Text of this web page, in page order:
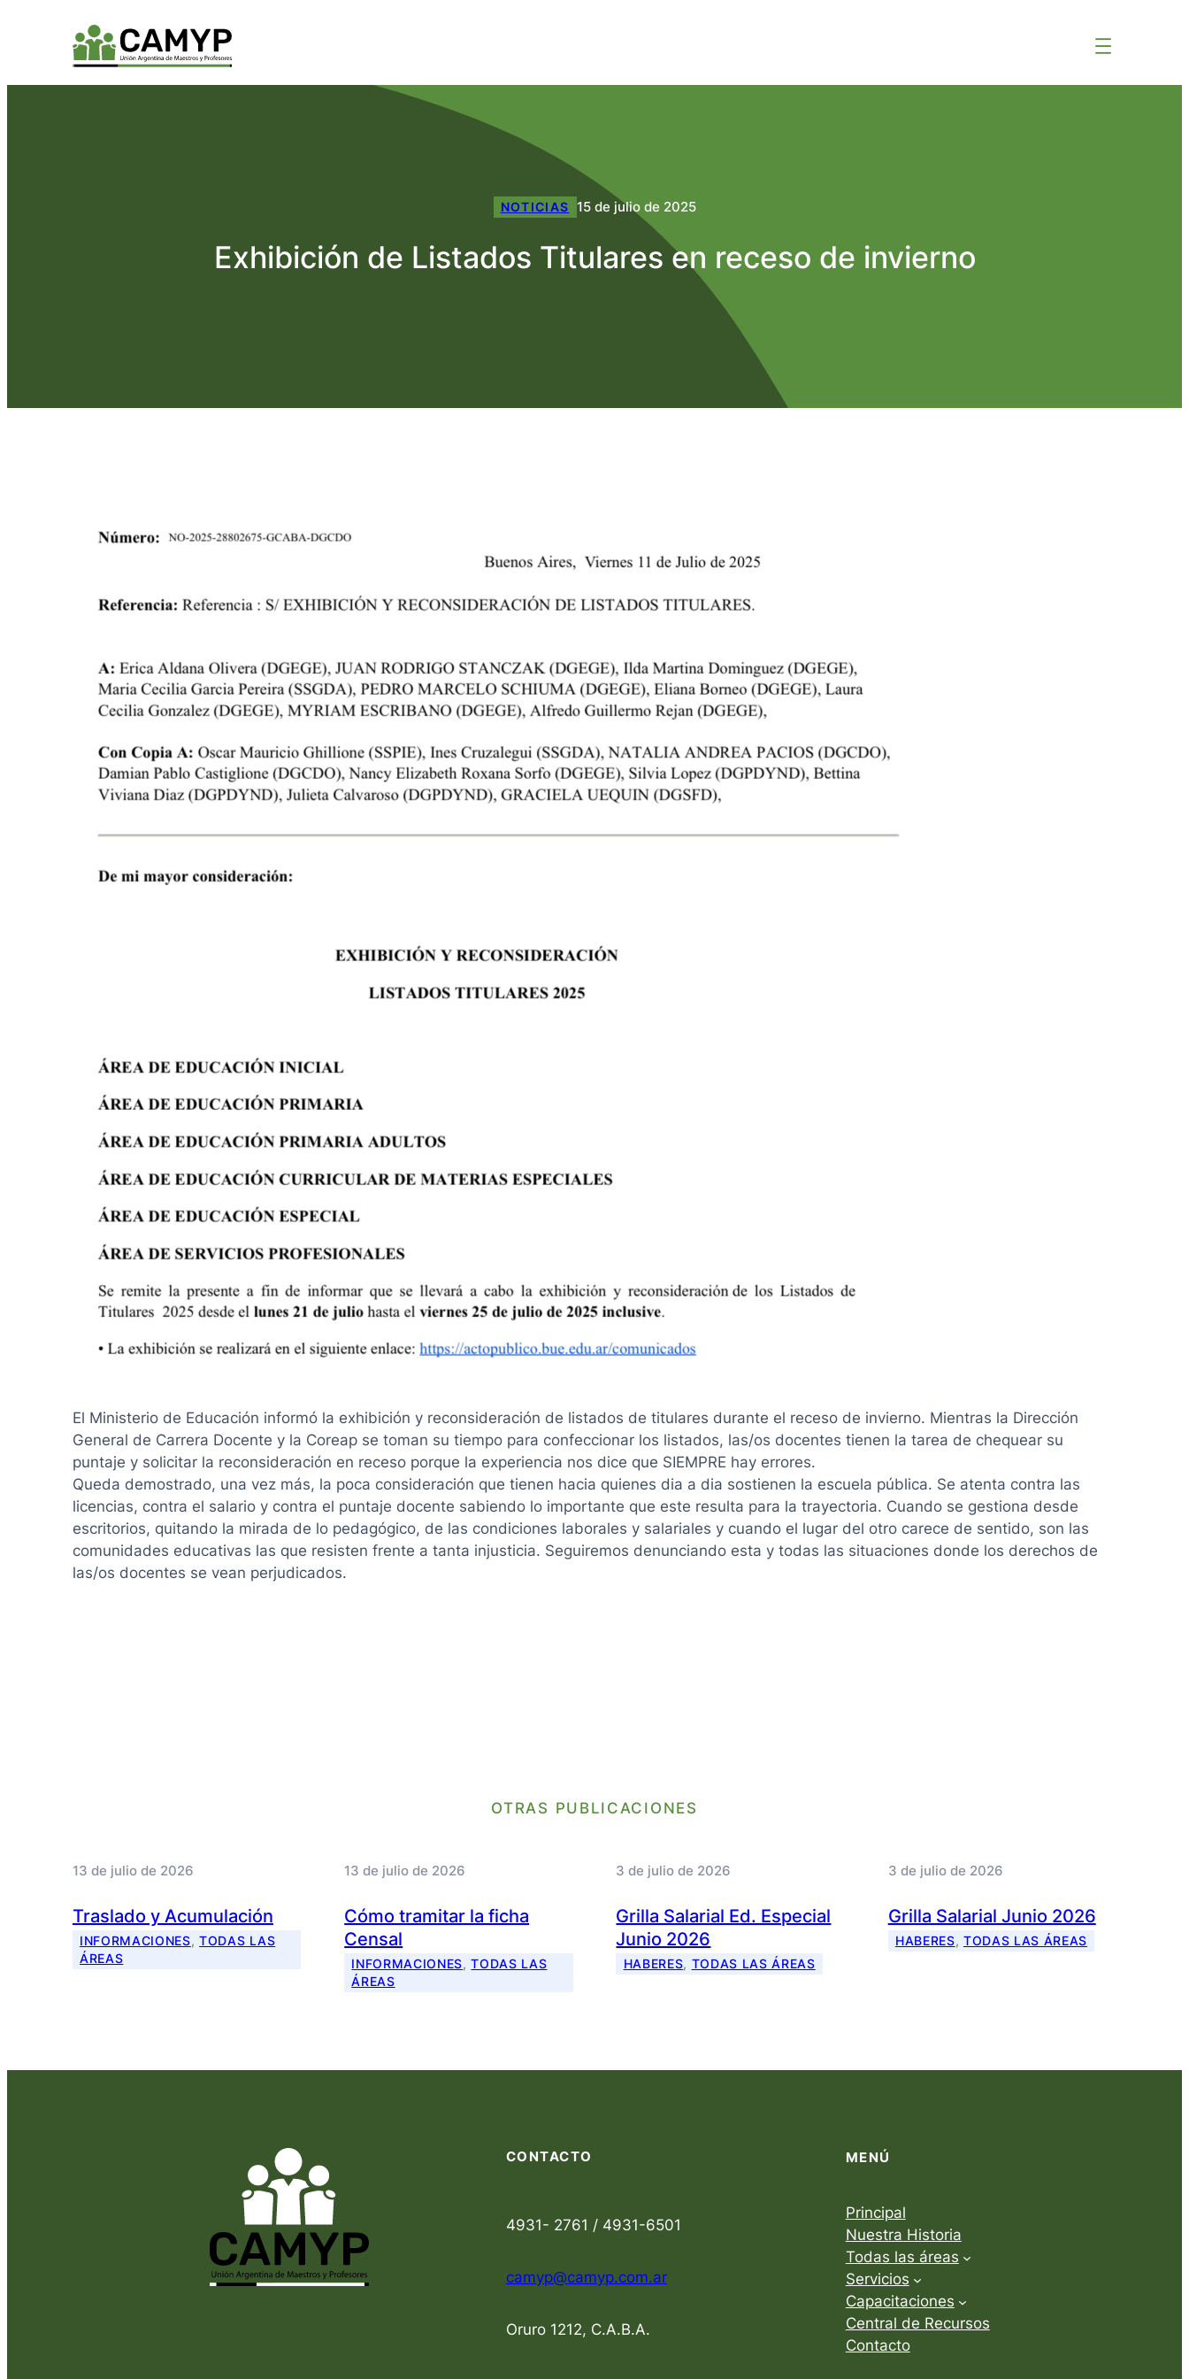
NOTICIAS 15 de julio de 2025
Exhibición de Listados Titulares en receso de invierno
El Ministerio de Educación informó la exhibición y reconsideración de listados de titulares durante el receso de invierno. Mientras la Dirección
General de Carrera Docente y la Coreap se toman su tiempo para confeccionar los listados, las/os docentes tienen la tarea de chequear su
puntaje y solicitar la reconsideración en receso porque la experiencia nos dice que SIEMPRE hay errores.
Queda demostrado, una vez más, la poca consideración que tienen hacia quienes dia a dia sostienen la escuela pública. Se atenta contra las
licencias, contra el salario y contra el puntaje docente sabiendo lo importante que este resulta para la trayectoria. Cuando se gestiona desde
escritorios, quitando la mirada de lo pedagógico, de las condiciones laborales y salariales y cuando el lugar del otro carece de sentido, son las
comunidades educativas las que resisten frente a tanta injusticia. Seguiremos denunciando esta y todas las situaciones donde los derechos de
las/os docentes se vean perjudicados.
OTRAS PUBLICACIONES
13 de julio de 2026
Traslado y Acumulación
INFORMACIONES, TODAS LAS
ÁREAS
13 de julio de 2026
Cómo tramitar la ficha
Censal
INFORMACIONES, TODAS LAS
ÁREAS
3 de julio de 2026
Grilla Salarial Ed. Especial
Junio 2026
HABERES, TODAS LAS ÁREAS
3 de julio de 2026
Grilla Salarial Junio 2026
HABERES, TODAS LAS ÁREAS
CONTACTO
4931- 2761 / 4931-6501
camyp@camyp.com.ar
Oruro 1212, C.A.B.A.
MENÚ
Principal
Nuestra Historia
Todas las áreas
Servicios
Capacitaciones
Central de Recursos
Contacto